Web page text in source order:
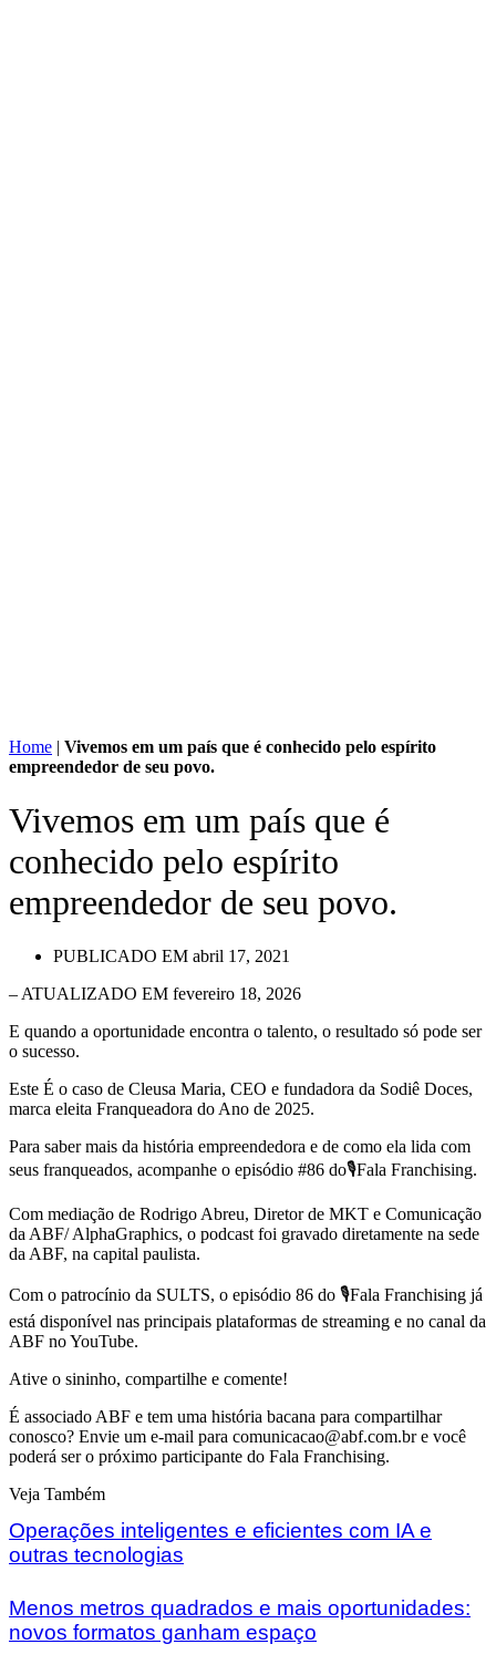
Home | Vivemos em um país que é conhecido pelo espírito
empreendedor de seu povo.
Vivemos em um país que é
conhecido pelo espírito
empreendedor de seu povo.
PUBLICADO EM abril 17, 2021
– ATUALIZADO EM fevereiro 18, 2026
E quando a oportunidade encontra o talento, o resultado só pode ser
o sucesso.
Este É o caso de Cleusa Maria, CEO e fundadora da Sodiê Doces,
marca eleita Franqueadora do Ano de 2025.
Para saber mais da história empreendedora e de como ela lida com
seus franqueados, acompanhe o episódio #86 do🎙️Fala Franchising.
Com mediação de Rodrigo Abreu, Diretor de MKT e Comunicação
da ABF/ AlphaGraphics, o podcast foi gravado diretamente na sede
da ABF, na capital paulista.
Com o patrocínio da SULTS, o episódio 86 do 🎙️Fala Franchising já
está disponível nas principais plataformas de streaming e no canal da
ABF no YouTube.
Ative o sininho, compartilhe e comente!
É associado ABF e tem uma história bacana para compartilhar
conosco? Envie um e-mail para ⁠comunicacao@abf.com.br⁠ e você
poderá ser o próximo participante do Fala Franchising.
Veja Também
Operações inteligentes e eficientes com IA e
outras tecnologias
Menos metros quadrados e mais oportunidades:
novos formatos ganham espaço